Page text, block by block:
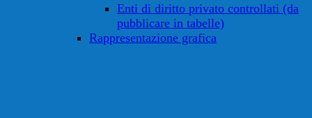
Enti di diritto privato controllati (da
pubblicare in tabelle)
Rappresentazione grafica